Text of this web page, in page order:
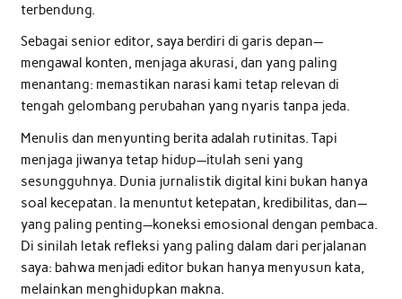
terbendung.
Sebagai senior editor, saya berdiri di garis depan—
mengawal konten, menjaga akurasi, dan yang paling
menantang: memastikan narasi kami tetap relevan di
tengah gelombang perubahan yang nyaris tanpa jeda.
Menulis dan menyunting berita adalah rutinitas. Tapi
menjaga jiwanya tetap hidup—itulah seni yang
sesungguhnya. Dunia jurnalistik digital kini bukan hanya
soal kecepatan. Ia menuntut ketepatan, kredibilitas, dan—
yang paling penting—koneksi emosional dengan pembaca.
Di sinilah letak refleksi yang paling dalam dari perjalanan
saya: bahwa menjadi editor bukan hanya menyusun kata,
melainkan menghidupkan makna.